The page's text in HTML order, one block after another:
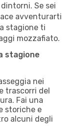
Se sei
avventurarti
stagione ti
mozzafiato.
stagione
nei
trascorri del
Fai una
storiche e
alcuni degli